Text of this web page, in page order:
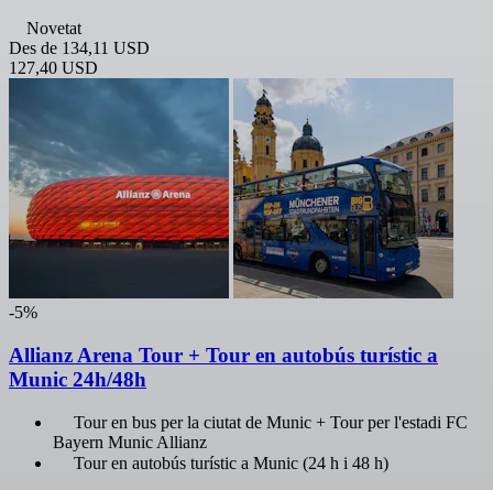
Novetat
Des de 134,11 USD
127,40 USD
-5%
Allianz Arena Tour + Tour en autobús turístic a
Munic 24h/48h
Tour en bus per la ciutat de Munic + Tour per l'estadi FC
Bayern Munic Allianz
Tour en autobús turístic a Munic (24 h i 48 h)